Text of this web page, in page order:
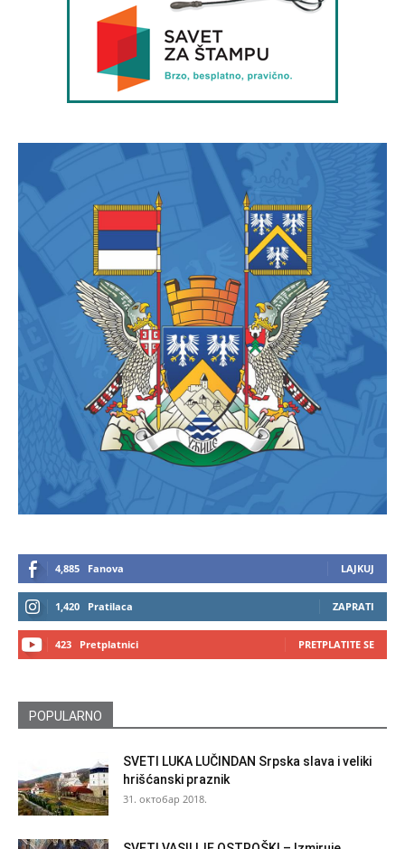
4,885 Fanova LAJKUJ
1,420 Pratilaca ZAPRATI
423 Pretplatnici PRETPLATITE SE
POPULARNO
SVETI LUKA LUČINDAN Srpska slava i veliki
hrišćanski praznik
31. октобар 2018.